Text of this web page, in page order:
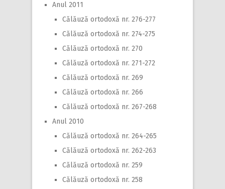
Anul 2011
Călăuză ortodoxă nr. 276-277
Călăuză ortodoxă nr. 274-275
Călăuză ortodoxă nr. 270
Călăuză ortodoxă nr. 271-272
Călăuză ortodoxă nr. 269
Călăuză ortodoxă nr. 266
Călăuză ortodoxă nr. 267-268
Anul 2010
Călăuză ortodoxă nr. 264-265
Călăuză ortodoxă nr. 262-263
Călăuză ortodoxă nr. 259
Călăuză ortodoxă nr. 258